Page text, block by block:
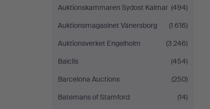
Auktionskammaren Sydost Kalmar (494)
Auktionsmagasinet Vänersborg
(1 616)
Auktionsverket Engelholm
(3 246)
Balclis
(454)
Barcelona Auctions
(250)
Batemans of Stamford
(14)